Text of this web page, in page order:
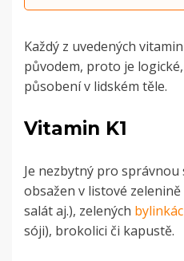
Každý z uvedených
původem, proto je
působení v lidském těle.
Vitamin K1
Je nezbytný pro správnou
obsažen v listové
salát aj.), zelených
sóji), brokolici či kapustě.